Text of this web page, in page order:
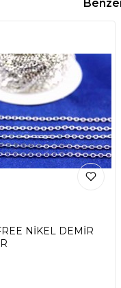
NİKEL DEMİR